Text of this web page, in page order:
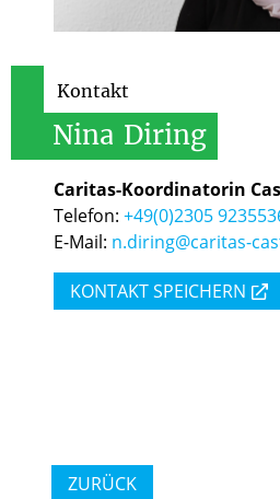
Kontakt
Nina Diring
Caritas-Koordinatorin
Telefon:+49(0)2305
E-Mail: n.diring@caritas-
KONTAKT SPEICHERN
ZURÜCK